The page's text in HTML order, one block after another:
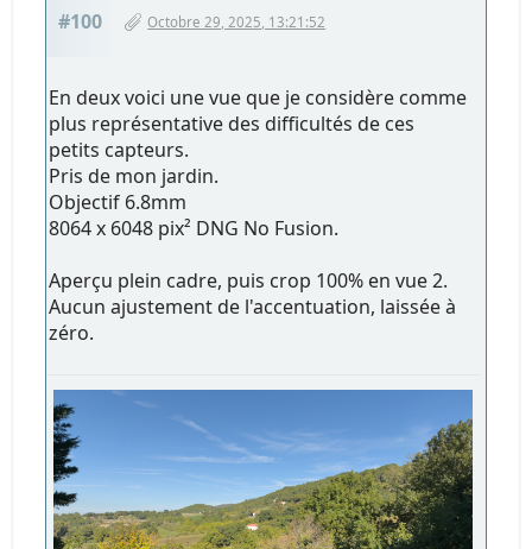
#100 Octobre 29, 2025, 13:21:52
En deux voici une vue que je considère comme
plus représentative des difficultés de ces
petits capteurs.
Pris de mon jardin.
Objectif 6.8mm
8064 x 6048 pix² DNG No Fusion.
Aperçu plein cadre, puis crop 100% en vue 2.
Aucun ajustement de l'accentuation, laissée à
zéro.